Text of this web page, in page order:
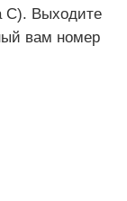
С). Выходите
вам номер